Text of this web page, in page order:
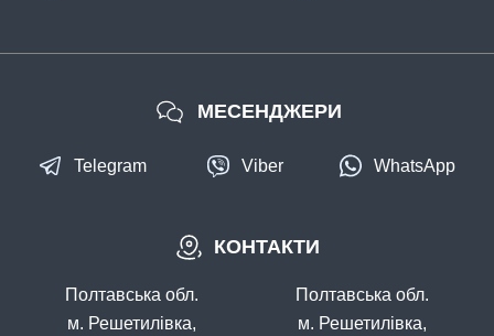
#16061030
48 грн 6 шт.
КОНТАКТИ
Полтавська обл.
м. Решетилівка,
Полтавська обл.
м. Решетилівка,
МЕСЕНДЖЕРИ
Telegram Viber WhatsApp